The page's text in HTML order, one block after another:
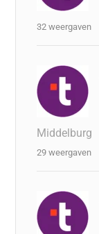
32 weergaven
Middelburg
29 weergaven